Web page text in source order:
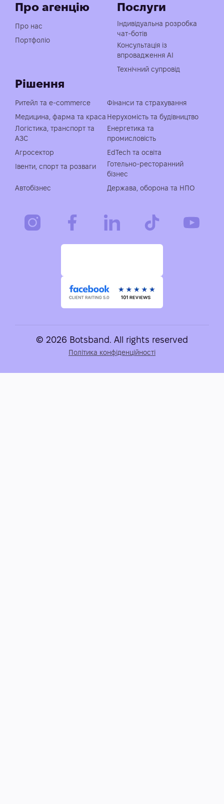
Про агенцію
Про нас
Портфоліо
Рішення
Ритейл та e-commerce
Фінанси та страхування
Медицина, фарма та краса Нерухомість та будівництво
Логістика, транспорт та
АЗС
Енергетика та
промисловість
Агросектор
EdTech та освіта
Івенти, спорт та розваги
Готельно-ресторанний
бізнес
Автобізнес
Держава, оборона та НПО
Послуги
Індивідуальна розробка
чат-ботів
Консультація із
впровадження АІ
Технічний супровід
© 2026 Botsband. All rights reserved
Політика конфіденційності